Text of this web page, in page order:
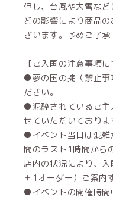
但し、台風や大雪な
どの影響により商品
ざいます。予めご了承
【ご入国の注意事項に
●夢の国の掟（禁止事
ださい。
●泥酔されているご主
せていただいておりま
●イベント当日は混雑
間のラスト1時間から
店内の状況により、
＋1オーダー）ご案内
●イベントの開催時間